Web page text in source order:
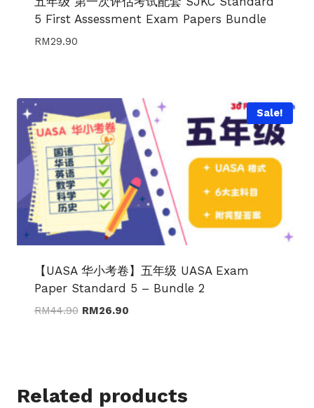
5 First Assessment Exam Papers Bundle
RM29.90
Sale!
【UASA 华小考卷】五年级 UASA Exam
Paper Standard 5 – Bundle 2
RM44.90 Original
RM26.90Current
Related products